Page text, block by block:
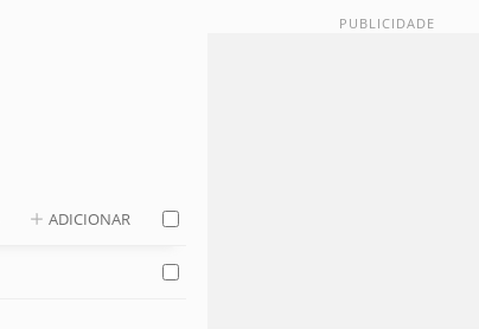
ADICIONAR